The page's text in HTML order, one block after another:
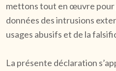
mettons tout en œuvre pour
données des intrusions
usages abusifs et de la
La présente déclaration